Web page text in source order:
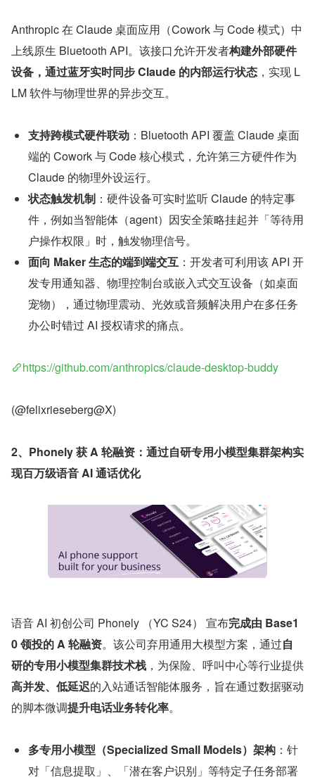
Anthropic 在 Claude 桌面应用（Cowork 与 Code 模式）中
上线原生 Bluetooth API。该接口允许开发者构建外部硬件
设备，通过蓝牙实时同步 Claude 的内部运行状态 ，实现 L
LM 软件与物理世界的异步交互。
支持跨模式硬件联动 ：Bluetooth API 覆盖 Claude 桌面
端的 Cowork 与 Code 核心模式，允许第三方硬件作为
Claude 的物理外设运行。
状态触发机制 ：硬件设备可实时监听 Claude 的特定事
件，例如当智能体（agent）因安全策略挂起并「等待用
户操作权限」时，触发物理信号。
面向 Maker 生态的端到端交互 ：开发者可利用该 API 开
发专用通知器、物理控制台或嵌入式交互设备（如桌面
宠物），通过物理震动、光效或音频解决用户在多任务
办公时错过 AI 授权请求的痛点。
https://github.com/anthropics/claude-desktop-buddy
(@felixrieseberg@X)
2、Phonely 获 A 轮融资：通过自研专用小模型集群架构实
现百万级语音 AI 通话优化
语音 AI 初创公司 Phonely （YC S24） 宣布完成由 Base1
0 领投的 A 轮融资。该公司弃用通用大模型方案，通过自
研的专用小模型集群技术栈 ，为保险、呼叫中心等行业提供
高并发、低延迟的入站通话智能体服务，旨在通过数据驱动
的脚本微调提升电话业务转化率。
多专用小模型（Specialized Small Models）架构 ：针
对「信息提取」、「潜在客户识别」等特定子任务部署